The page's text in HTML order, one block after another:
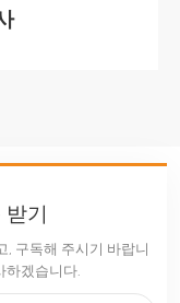
기
, 구독해 주시기 바랍니
하겠습니다.